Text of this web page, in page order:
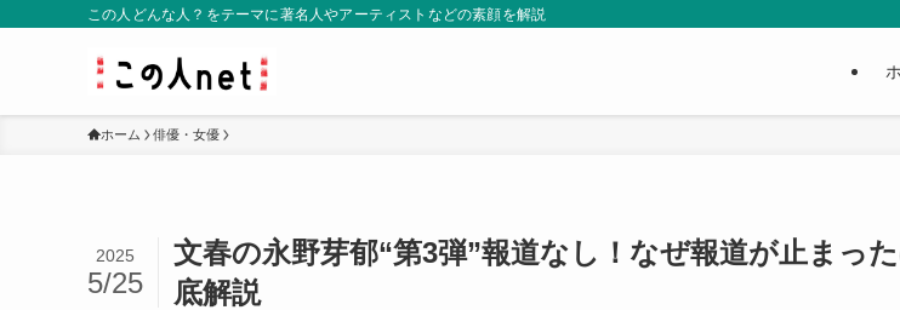
この人どんな人？をテーマに著名人やアーティストなどの素顔を解説
ホーム 俳優・女優
文春の永野芽郁“第3弾”報道なし！なぜ報道が止まっ
底解説
2025
5/25